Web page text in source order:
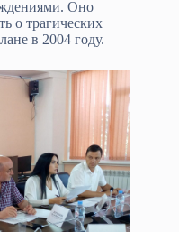
Оно
о трагическ­их
в 2004 году.